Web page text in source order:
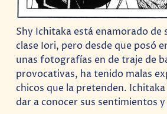
Shy Ichitaka está enamorado de
clase Iori, pero desde que posó
unas fotografías en de traje de
provocativas, ha tenido malas
chicos que la pretenden.
dar a conocer sus sentimientos